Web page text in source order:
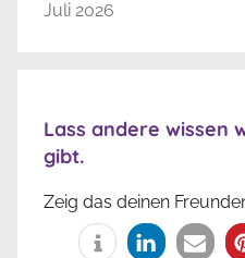
Juli 2026
Lass andere wissen
gibt.
Zeig das deinen